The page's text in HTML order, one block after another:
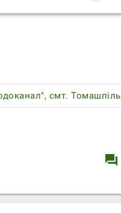
смт. Томашпіль
question_answer